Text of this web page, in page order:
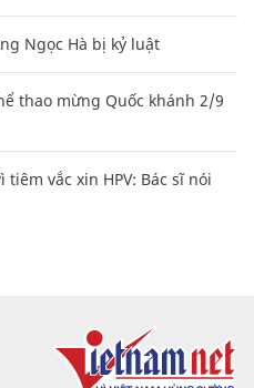
Ngọc Hà bị kỷ luật
thao mừng Quốc khánh 2/9
vắc xin HPV: Bác sĩ nói